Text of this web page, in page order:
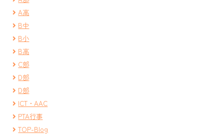
A高
B中
B小
B高
C部
D部
D部
ICT・AAC
PTA行事
TOP-Blog